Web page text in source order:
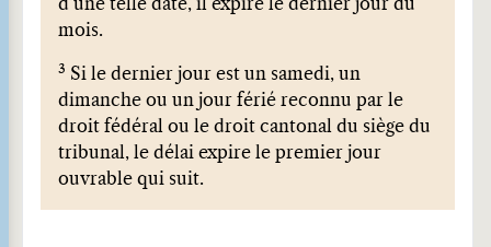
d’une telle date, il expire le dernier jour du
mois.
3 Si le dernier jour est un samedi, un
dimanche ou un jour férié reconnu par le
droit fédéral ou le droit cantonal du siège du
tribunal, le délai expire le premier jour
ouvrable qui suit.